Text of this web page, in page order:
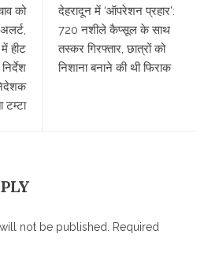
को
हीट
टम्टा
देहरादून में ‘ऑपरेशन प्रहार’:
720 नशीले कैप्सूल के साथ
तस्कर गिरफ्तार, छात्रों को
निशाना बनाने की थी फिराक
not be published.
Required